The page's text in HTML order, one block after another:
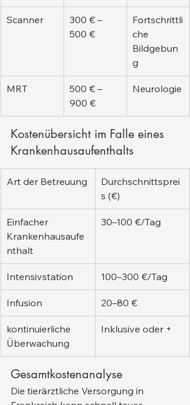
Scanner
300 € –
500 €
Fortschrittli
che
Bildgebun
g
MRT
500 € –
900 €
Neurologie
Kostenübersicht im Falle eines
Krankenhausaufenthalts
Art der Betreuung
Durchschnittsprei
s (€)
Einfacher
Krankenhausaufe
nthalt
30–100 €/Tag
Intensivstation 100–300 €/Tag
Infusion 20–80 €
kontinuierliche
Überwachung
Inklusive oder +
Gesamtkostenanalyse
Die tierärztliche Versorgung in